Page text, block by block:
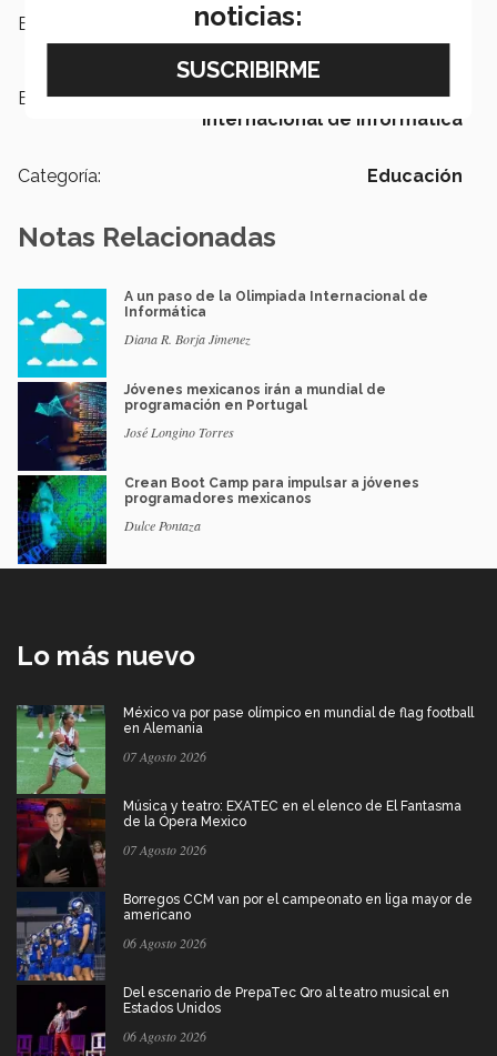
Escuelas:
Etiquetas: PrepaTec, Informática, Olimpiada
Internacional de Informática
Categoría: Educación
Notas Relacionadas
A un paso de la Olimpiada Internacional de
Informática
Diana R. Borja Jimenez
Jóvenes mexicanos irán a mundial de
programación en Portugal
José Longino Torres
Crean Boot Camp para impulsar a jóvenes
programadores mexicanos
Dulce Pontaza
Lo más nuevo
México va por pase olímpico en mundial de flag football
en Alemania
07 Agosto 2026
Música y teatro: EXATEC en el elenco de El Fantasma
de la Ópera Mexico
07 Agosto 2026
Borregos CCM van por el campeonato en liga mayor de
americano
06 Agosto 2026
Del escenario de PrepaTec Qro al teatro musical en
Estados Unidos
06 Agosto 2026
noticias: